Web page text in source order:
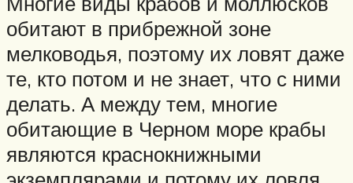
обитают в прибрежной зоне
мелководья, поэтому их ловят даже
те, кто потом и не знает, что с ними
делать. А между тем, многие
обитающие в Черном море крабы
являются краснокнижными